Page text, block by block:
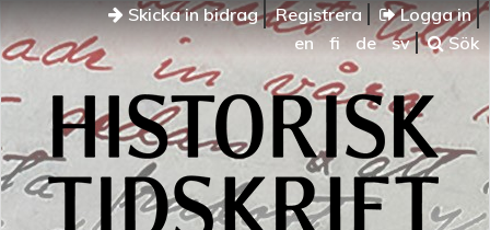
Skicka in bidrag Registrera
Logga in
en
fi de sv Sök